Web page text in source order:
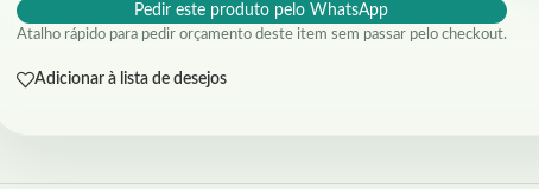
Pedir este produto pelo WhatsApp
Atalho rápido para pedir orçamento deste item sem passar pelo checkout.
Adicionar à lista de desejos